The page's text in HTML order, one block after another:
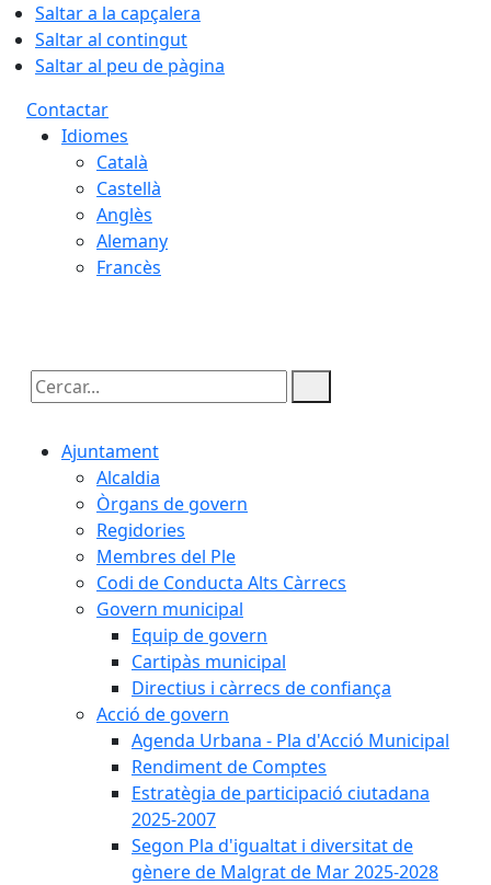
Saltar a la capçalera
Saltar al contingut
Saltar al peu de pàgina
Contactar
Idiomes
Català
Castellà
Anglès
Alemany
Francès
Cercar:
Ajuntament
Alcaldia
Òrgans de govern
Regidories
Membres del Ple
Codi de Conducta Alts Càrrecs
Govern municipal
Equip de govern
Cartipàs municipal
Directius i càrrecs de confiança
Acció de govern
Agenda Urbana - Pla d'Acció Municipal
Rendiment de Comptes
Estratègia de participació ciutadana
2025-2007
Segon Pla d'igualtat i diversitat de
gènere de Malgrat de Mar 2025-2028